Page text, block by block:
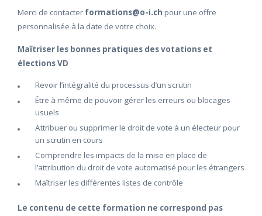
Merci de contacter formations@o-i.ch pour une offre
personnalisée à la date de votre choix.
Maîtriser les bonnes pratiques des votations et
élections VD
Revoir l’intégralité du processus d’un scrutin
Être à même de pouvoir gérer les erreurs ou blocages
usuels
Attribuer ou supprimer le droit de vote à un électeur pour
un scrutin en cours
Comprendre les impacts de la mise en place de
l’attribution du droit de vote automatisé pour les étrangers
Maîtriser les différentes listes de contrôle
Le contenu de cette formation ne correspond pas